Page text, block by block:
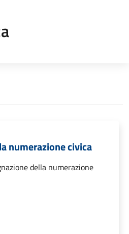
numerazione civica
della numerazione